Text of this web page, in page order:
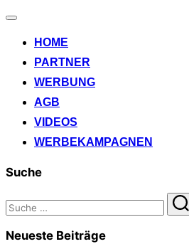
Navigation
HOME
PARTNER
WERBUNG
AGB
VIDEOS
WERBEKAMPAGNEN
Suche
Suchen
nach:
Neueste Beiträge